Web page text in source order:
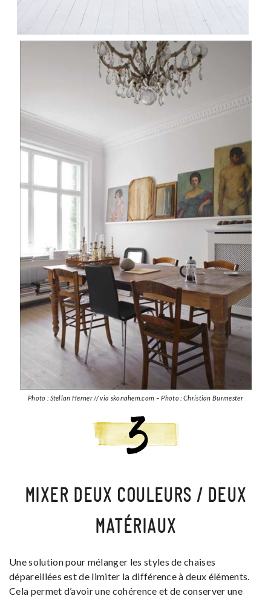
Photo : Stellan Herner // via skonahem.com – Photo : Christian Burmester
MIXER DEUX COULEURS / DEUX
MATÉRIAUX
Une solution pour mélanger les styles de chaises
dépareillées est de limiter la différence à deux éléments.
Cela permet d’avoir une cohérence et de conserver une